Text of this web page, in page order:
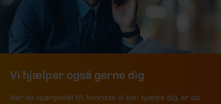
Vi hjælper også gerne dig
Har du spørgsmål til, hvordan vi kan hjælpe dig, er du